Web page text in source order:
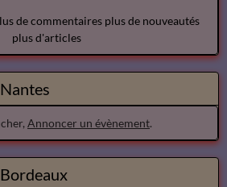
de commentaires plus de nouveautés
plus d'articles
Annoncer un évènement.